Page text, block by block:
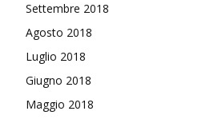
Settembre 2018
Agosto 2018
Luglio 2018
Giugno 2018
Maggio 2018